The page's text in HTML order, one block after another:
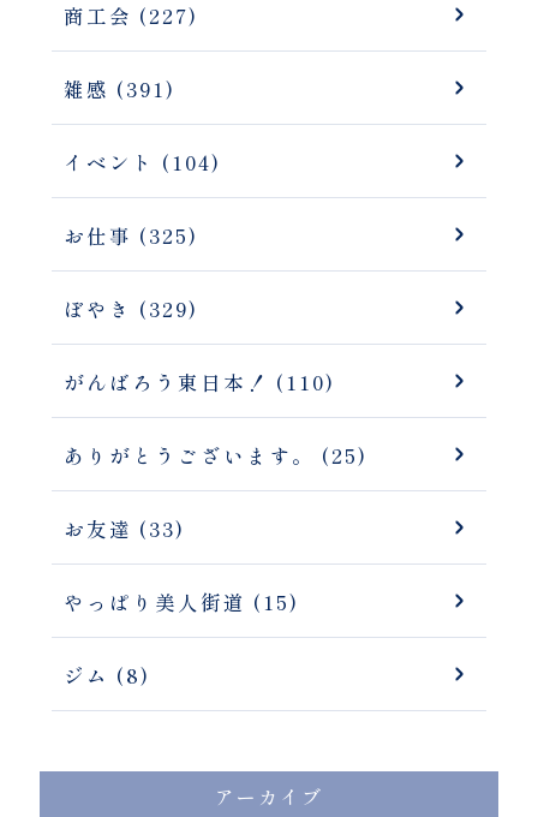
商工会 (227)
雑感 (391)
イベント (104)
お仕事 (325)
ぼやき (329)
がんばろう東日本！ (110)
ありがとうございます。 (25)
お友達 (33)
やっぱり美人街道 (15)
ジム (8)
アーカイブ